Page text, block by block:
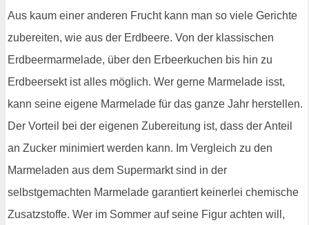
Aus kaum einer anderen Frucht kann man so viele Gerichte
zubereiten, wie aus der Erdbeere. Von der klassischen
Erdbeermarmelade, über den Erbeerkuchen bis hin zu
Erdbeersekt ist alles möglich. Wer gerne Marmelade isst,
kann seine eigene Marmelade für das ganze Jahr herstellen.
Der Vorteil bei der eigenen Zubereitung ist, dass der Anteil
an Zucker minimiert werden kann. Im Vergleich zu den
Marmeladen aus dem Supermarkt sind in der
selbstgemachten Marmelade garantiert keinerlei chemische
Zusatzstoffe. Wer im Sommer auf seine Figur achten will,